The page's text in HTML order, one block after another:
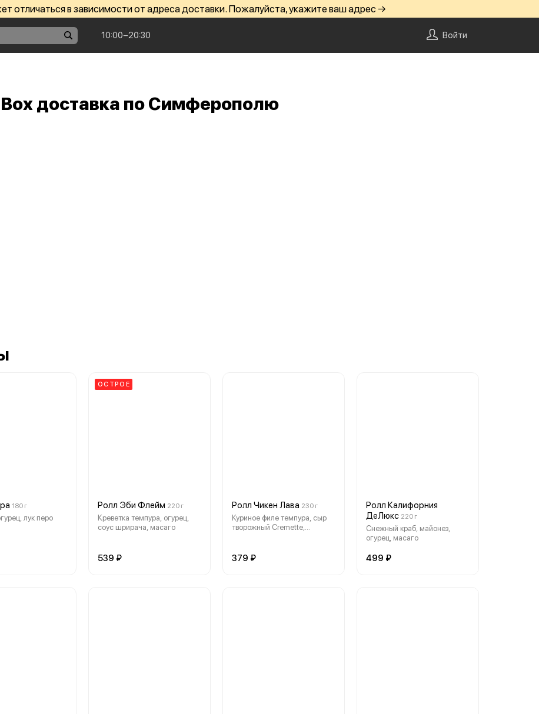
отличаться в зависимости от адреса доставки. Пожалуйста, укажите ваш адрес →
10:00−20:30 Войти
доставка по Симферополю
180 г
лук перо
ОСТРОЕ
Ролл Эби Флейм 220 г
Креветка темпура, огурец,
соус шрирача, масаго
539 ₽
Ролл Чикен Лава 230 г
Куриное филе темпура, сыр
творожный Cremette,
379 ₽
Ролл Калифорния
ДеЛюкс 220 г
Снежный краб, майонез,
огурец, масаго
499 ₽